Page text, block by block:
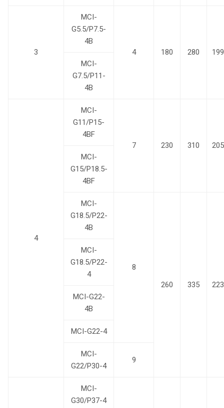
3
MCI-
G5.5/P7.5-
4B
4
180 280
199
MCI-
G7.5/P11-
4B
4
MCI-
G11/P15-
4BF
7
230 310
205
MCI-
G15/P18.5-
4BF
MCI-
G18.5/P22-
4B
8
260
335 223
MCI-
G18.5/P22-
4
MCI-G22-
4B
MCI-G22-4
MCI-
G22/P30-4
9
MCI-
G30/P37-4